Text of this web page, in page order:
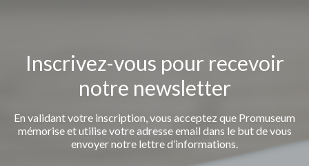
Inscrivez-vous pour recevoir
notre newsletter
En validant votre inscription, vous acceptez que Promuseum
mémorise et utilise votre adresse email dans le but de vous
envoyer notre lettre d’informations.